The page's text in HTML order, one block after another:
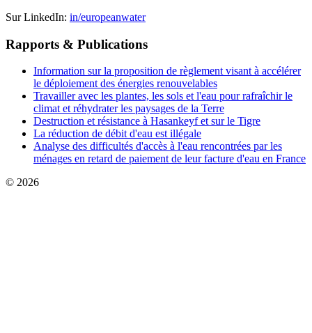
Sur LinkedIn: in/europeanwater
Rapports & Publications
Information sur la proposition de règlement visant à accélérer
le déploiement des énergies renouvelables
Travailler avec les plantes, les sols et l'eau pour rafraîchir le
climat et réhydrater les paysages de la Terre
Destruction et résistance à Hasankeyf et sur le Tigre
La réduction de débit d'eau est illégale
Analyse des difficultés d'accès à l'eau rencontrées par les
ménages en retard de paiement de leur facture d'eau en France
© 2026